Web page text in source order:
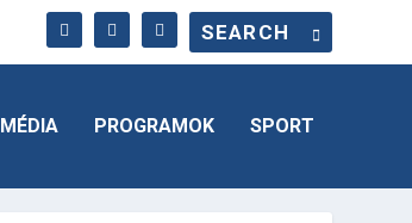
MÉDIA PROGRAMOK SPORT